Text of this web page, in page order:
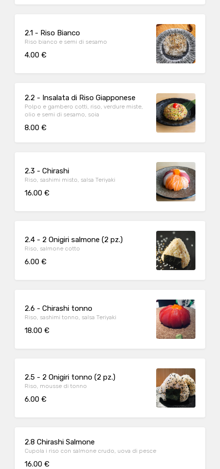
2.1 - Riso Bianco
Riso bianco e semi di sesamo
4.00 €
2.2 - Insalata di Riso Giapponese
Polpo e gambero cotti, riso, verdure miste,
olio e semi di sesamo, soia
8.00 €
2.3 - Chirashi
Riso, sashimi misto, salsa Teriyaki
16.00 €
2.4 - 2 Onigiri salmone (2 pz.)
Riso, salmone cotto
6.00 €
2.6 - Chirashi tonno
Riso, sashimi tonno, salsa Teriyaki
18.00 €
2.5 - 2 Onigiri tonno (2 pz.)
Riso, mousse di tonno
6.00 €
2.8 Chirashi Salmone
Cupola i riso con salmone crudo, uova di pesce
16.00 €